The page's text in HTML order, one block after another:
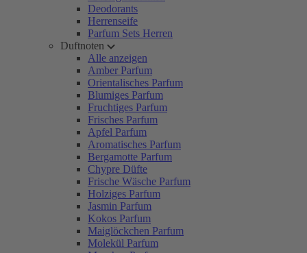
Deodorants
Herrenseife
Parfum Sets Herren
Duftnoten
Alle anzeigen
Amber Parfum
Orientalisches Parfum
Blumiges Parfum
Fruchtiges Parfum
Frisches Parfum
Apfel Parfum
Aromatisches Parfum
Bergamotte Parfum
Chypre Düfte
Frische Wäsche Parfum
Holziges Parfum
Jasmin Parfum
Kokos Parfum
Maiglöckchen Parfum
Molekül Parfum